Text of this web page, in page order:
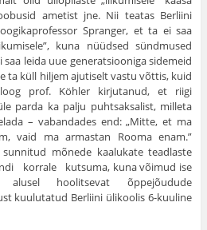
ametist jne. Nii teatas Berliini
Spranger, et ta ei saa
kuna nüüdsed sündmused
leida uue generatsiooniga sidemeid
ta küll hiljem ajutiselt vastu võttis, kuid
prof. Köhler kirjutanud, et riigi
parda ka palju puhtsaksalist, milleta
– vabandades end: „Mitte, et ma
vaid ma armastan Rooma enam.”
mõnede kaalukate teadlaste
korrale kutsuma, kuna võimud ise
alusel hoolitsevat õppejõudude
kuulutatud Berliini ülikoolis 6-kuuline